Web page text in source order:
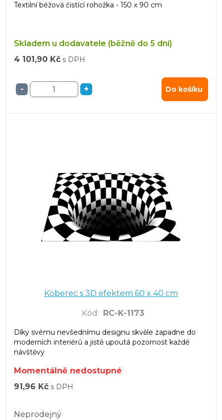
Textilní béžová čistící rohožka - 150 x 90 cm
Skladem u dodavatele (běžně do 5 dní)
4 101,90 Kč s DPH
- + Do košíku
Koberec s 3D efektem 60 x 40 cm
Kód : RC-K-1173
Díky svému nevšednímu designu skvěle zapadne do
moderních interiérů a jistě upoutá pozornost každé
návštěvy
Momentálně nedostupné
91,96 Kč s DPH
Neprodejný